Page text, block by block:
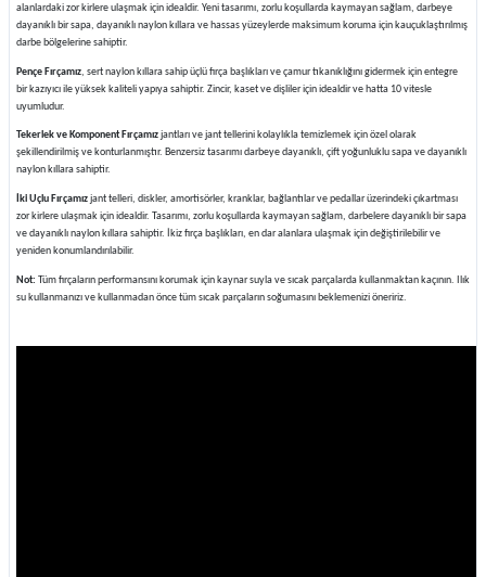
alanlardaki zor kirlere ulaşmak için idealdir. Yeni tasarımı, zorlu koşullarda kaymayan sağlam, darbeye
dayanıklı bir sapa, dayanıklı naylon kıllara ve hassas yüzeylerde maksimum koruma için kauçuklaştırılmış
darbe bölgelerine sahiptir.
Pençe Fırçamız, sert naylon kıllara sahip üçlü fırça başlıkları ve çamur tıkanıklığını gidermek için entegre
bir kazıyıcı ile yüksek kaliteli yapıya sahiptir. Zincir, kaset ve dişliler için idealdir ve hatta 10 vitesle
uyumludur.
Tekerlek ve Komponent Fırçamızjantları ve jant tellerini kolaylıkla temizlemek için özel olarak
şekillendirilmiş ve konturlanmıştır. Benzersiz tasarımı darbeye dayanıklı, çift yoğunluklu sapa ve dayanıklı
naylon kıllara sahiptir.
İki Uçlu Fırçamızjant telleri, diskler, amortisörler, kranklar, bağlantılar ve pedallar üzerindeki çıkartması
zor kirlere ulaşmak için idealdir. Tasarımı, zorlu koşullarda kaymayan sağlam, darbelere dayanıklı bir sapa
ve dayanıklı naylon kıllara sahiptir. İkiz fırça başlıkları, en dar alanlara ulaşmak için değiştirilebilir ve
yeniden konumlandırılabilir.
Not: Tüm fırçaların performansını korumak için kaynar suyla ve sıcak parçalarda kullanmaktan kaçının. Ilık
su kullanmanızı ve kullanmadan önce tüm sıcak parçaların soğumasını beklemenizi öneririz.